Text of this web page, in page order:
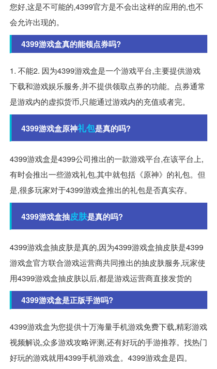
您好,这是不可能的,4399官方是不会出这样的应用的,也不
会允许出现的。
4399游戏盒真的能领点券吗?
1. 不能2. 因为4399游戏盒是一个游戏平台,主要提供游戏
下载和游戏娱乐服务,并不提供领取点券的功能。点券通常
是游戏内的虚拟货币,只能通过游戏内的充值或者完。
4399游戏盒原神礼包是真的吗?
4399游戏盒是4399公司推出的一款游戏平台,在该平台上,
有时会推出一些游戏礼包,其中就包括《原神》的礼包。但
是,很多玩家对于4399游戏盒推出的礼包是否真实存。
4399游戏盒抽皮肤是真的吗?
4399游戏盒抽皮肤是真的,因为4399游戏盒抽皮肤是4399
游戏盒官方联合游戏运营商共同推出的抽皮肤服务,玩家使
用4399游戏盒抽皮肤以后,都是游戏运营商直接发货的
4399游戏盒是正版手游吗?
4399游戏盒为您提供十万海量手机游戏免费下载,精彩游戏
视频解说,众多游戏攻略评测,还有好玩的手游推荐。找热门
好玩的游戏就用4399手机游戏盒。4399游戏盒是四。